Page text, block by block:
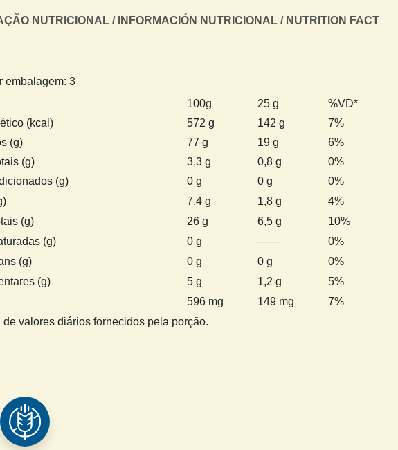
NUTRICIONAL / INFORMACIÓN NUTRICIONAL / NUTRITION FACT
embalagem: 3
100g
25 g
%VD*
(kcal)
572 g 142 g
7%
(g)
77 g 19 g
6%
(g)
3,3 g 0,8 g
0%
(g)
0 g 0 g
0%
7,4 g 1,8 g
4%
(g)
26 g 6,5 g
10%
(g)
0 g ——
0%
(g)
0 g 0 g
0%
(g)
5 g 1,2 g
5%
596 mg 149 mg
7%
de valores diários fornecidos pela porção.